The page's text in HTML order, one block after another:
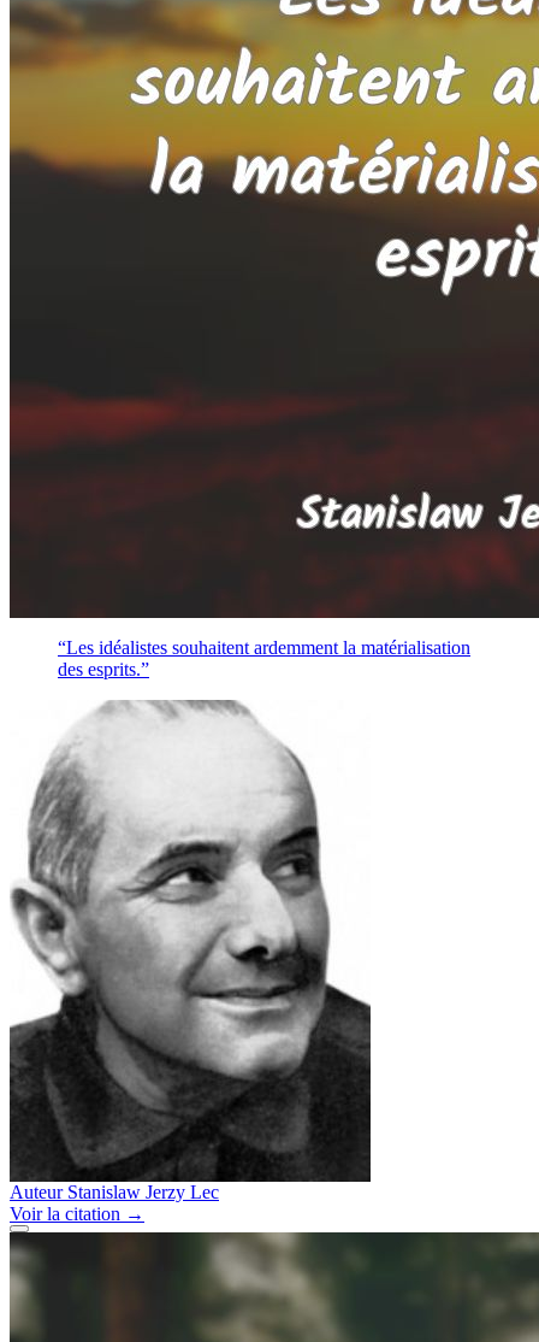
“Les idéalistes souhaitent ardemment la matérialisation
des esprits.”
Auteur Stanislaw Jerzy Lec
Voirla citation →